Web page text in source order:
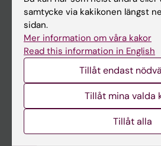
Om KI
På gång
samtycke via kakikonen längst
sidan.
Mer information om våra kakor
Read this information in English
Tillåt endast
Tillåt mina valda
Tillåt alla